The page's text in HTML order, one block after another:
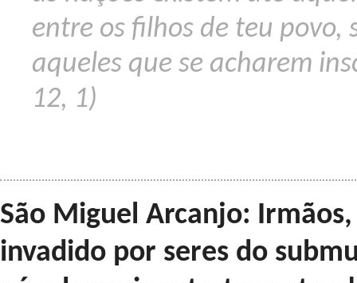
entre os filhos de teu povo,
aqueles que se acharem
12, 1)
São Miguel Arcanjo:
invadido por seres do